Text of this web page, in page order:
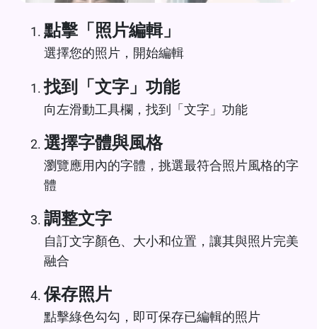
點擊「照片編輯」
選擇您的照片，開始編輯
找到「文字」功能
向左滑動工具欄，找到「文字」功能
選擇字體與風格
瀏覽應用內的字體，挑選最符合照片風格的字
體
調整文字
自訂文字顏色、大小和位置，讓其與照片完美
融合
保存照片
點擊綠色勾勾，即可保存已編輯的照片